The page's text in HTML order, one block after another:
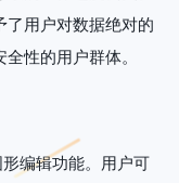
了用户对数据绝对的
性的用户群体。
编辑功能。用户可